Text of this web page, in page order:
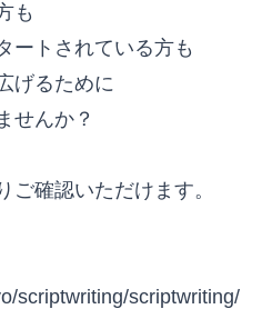
も
ートされている方も
げるために
せんか？
ご確認いただけます。
scriptwriting/scriptwriting/